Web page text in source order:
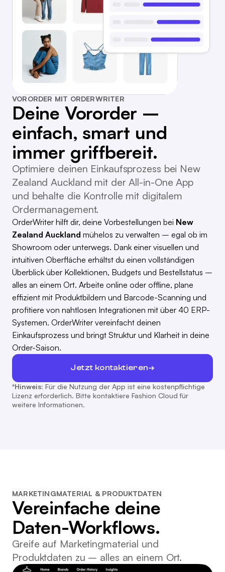
VORORDER MIT ORDERWRITER
Deine Vororder –
einfach, smart und
immer griffbereit.
Optimiere deinen Einkaufsprozess bei New
Zealand Auckland mit der All-in-One App
und behalte die Kontrolle mit digitalem
Ordermanagement.
OrderWriter hilft dir, deine Vorbestellungen bei New
Zealand Auckland mühelos zu verwalten – egal ob im
Showroom oder unterwegs. Dank einer visuellen und
intuitiven Oberfläche erhältst du einen vollständigen
Überblick über Kollektionen, Budgets und Bestellstatus –
alles an einem Ort. Arbeite online oder offline, plane
effizient mit Produktbildern und Barcode-Scanning und
profitiere von nahtlosen Integrationen mit über 40 ERP-
Systemen. OrderWriter vereinfacht deinen
Einkaufsprozess und bringt Struktur und Klarheit in deine
Order-Saison.
Jetzt kontaktieren
*Hinweis: Für die Nutzung der App ist eine kostenpflichtige
Lizenz erforderlich. Bitte kontaktiere Fashion Cloud für
weitere Informationen.
MARKETINGMATERIAL & PRODUKTDATEN
Vereinfache deine
Daten-Workflows.
Greife auf Marketingmaterial und
Produktdaten zu – alles an einem Ort.